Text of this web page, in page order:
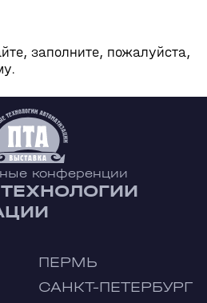
заполните, пожалуйста,
конференции
ПЕРМЬ
САНКТ-ПЕТЕРБУРГ